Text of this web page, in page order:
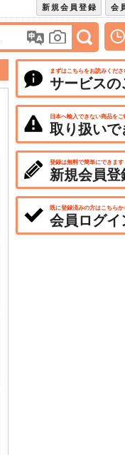
会
新規会員登録
まずはこちらをお読みくださ
サービスの
日本へ輸入できない商品を
取り扱いで
登録は無料で簡単にできます
新規会員登
既に登録済みの方はこちらか
会員ログイ